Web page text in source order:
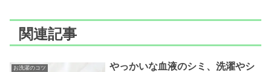
関連記事
お洗濯のコツ
やっかいな血液のシミ、洗濯やシ